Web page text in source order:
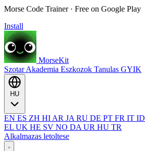
Morse Code Trainer · Free on Google Play
Install
MorseKit
SzotarAkademia Eszkozok Tanulas GYIK
EN ES ZH HI AR JA RU DE PT FR IT ID
EL UK HE SV NO DA UR HU TR
Alkalmazas letoltese